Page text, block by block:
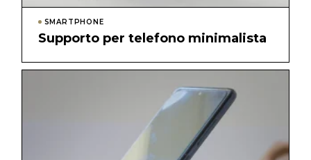
SMARTPHONE
Supporto per telefono minimalista